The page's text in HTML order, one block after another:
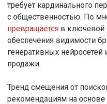
требует кардинального
с общественностью. По
превращается в ключевой
обеспечения видимости
генеративных
продажи.
Тренд смещения от
рекомендациям на